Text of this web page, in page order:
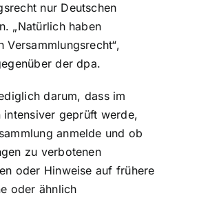
nur Deutschen
„Natürlich haben
Versammlungsrecht“,
der dpa.
darum, dass im
geprüft werde,
anmelde und ob
zu verbotenen
oder Hinweise auf frühere
oder ähnlich